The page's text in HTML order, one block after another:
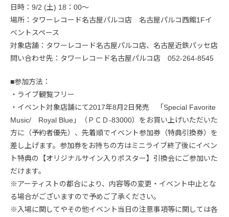
日時：9/2 (土) 18：00～
場所：タワーレコード名古屋パルコ店 名古屋パルコ西館1Fイ
ベントスペース
対象店舗：タワーレコード名古屋パルコ店、名古屋近鉄パッセ店
問い合わせ先：タワーレコード名古屋パルコ店 052-264-8545
■参加方法：
・ライブ観覧フリー
・イベント対象店舗にて2017年8月2日発売 「Special Favorite
Music/ Royal Blue」（ＰＣＤ-83000）をお買い上げいただいた
方に（予約者優先）、先着順でイベント参加券（特典引換券）を
差し上げます。参加券をお持ちの方はミニライブ終了後にイベン
ト特典の【オリジナルサイン入りポスター】引換会にご参加いた
だけます。
※アーティストの都合により、内容等の変更・イベント中止とな
る場合がございますので予めご了承ください。
※入場に関してやその他イベント当日の注意事項等に関しては各